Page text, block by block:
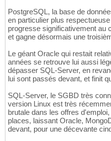
PostgreSQL, la base de
en particulier plus
progresse significativement au
et gagne désormais une
Le géant Oracle qui restait
années se retrouve lui aussi
dépasser SQL-Server, en
lui sont passés devant, et finit
SQL-Server, le SGBD très
version Linux est très
brutale dans les offres
places, laissant Oracle,
devant, pour une décevante